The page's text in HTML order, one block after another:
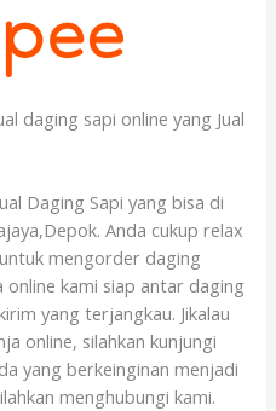
daging sapi online yang Jual
Daging Sapi yang bisa di
Anda cukup relax
mengorder daging
kami siap antar daging
yang terjangkau. Jikalau
online, silahkan kunjungi
yang berkeinginan menjadi
menghubungi kami.